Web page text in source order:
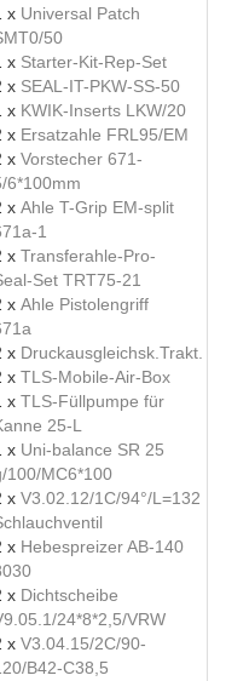
x Universal Patch
50
x Starter-Kit-Rep-Set
x SEAL-IT-PKW-SS-50
x KWIK-Inserts LKW/20
x Ersatzahle FRL95/EM
x Vorstecher 671-
6*100mm
x Ahle T-Grip EM-split
1
x Transferahle-Pro-
Set TRT75-21
x Ahle Pistolengriff
x Druckausgleichsk.Trakt.
x TLS-Mobile-Air-Box
x TLS-Füllpumpe für
25-L
x Uni-balance SR 25
100/MC6*100
x V3.02.12/1C/94°/L=132
x Hebespreizer AB-140
x Dichtscheibe
24*8*2,5/VRW
x V3.04.15/2C/90-
B42-C38,5